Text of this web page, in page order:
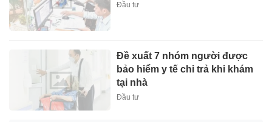
Đầu tư
Đề xuất 7 nhóm người được
bảo hiểm y tế chi trả khi khám
tại nhà
Đầu tư